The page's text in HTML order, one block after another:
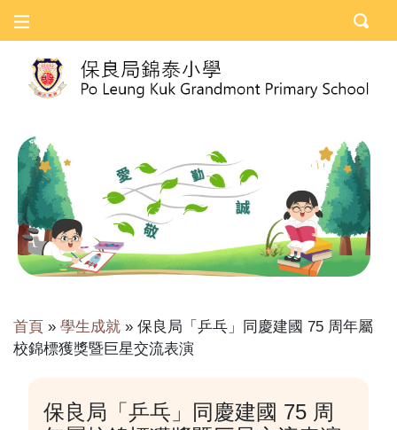
首頁 » 學生成就 » 保良局「乒乓」同慶建國 75 周年屬
校錦標獲獎暨巨星交流表演
保良局「乒乓」同慶建國 75 周